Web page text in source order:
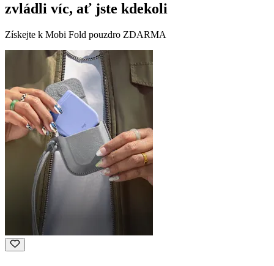
zvládli víc, ať jste kdekoli
Získejte k Mobi Fold pouzdro ZDARMA